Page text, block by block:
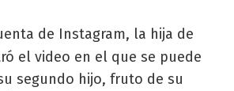
de Instagram, la hija de
el video en el que se puede
segundo hijo, fruto de su